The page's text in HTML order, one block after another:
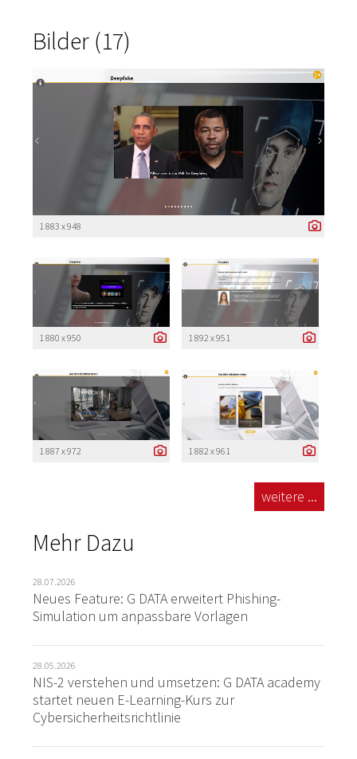
Bilder (17)
1 883 x 948
1 880 x 950 1 892 x 951
1 887 x 972 1 882 x 961
weitere ...
Mehr Dazu
28.07.2026
Neues Feature: G DATA erweitert Phishing-
Simulation um anpassbare Vorlagen
28.05.2026
NIS-2 verstehen und umsetzen: G DATA academy
startet neuen E-Learning-Kurs zur
Cybersicherheitsrichtlinie